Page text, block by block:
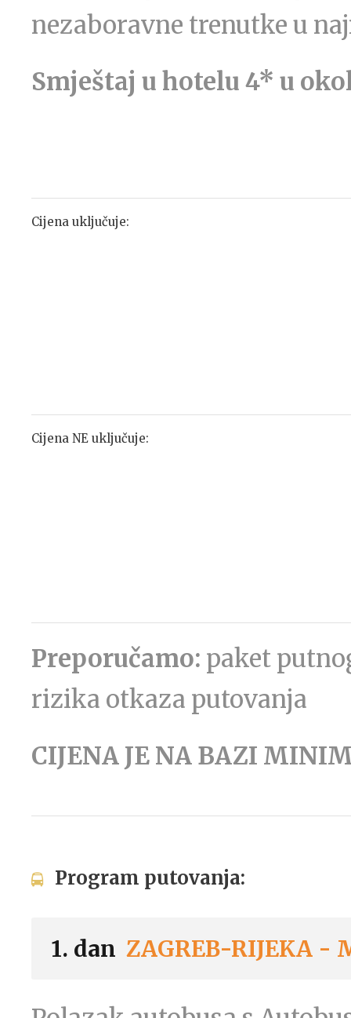
nezaboravne trenutke u
Smještaj u hotelu 4* u
Cijena uključuje:
Cijena NE uključuje:
Preporučamo: paket
rizika otkaza putovanja
CIJENA JE NA BAZI
Program putovanja:
1. dan ZAGREB-RIJEKA -